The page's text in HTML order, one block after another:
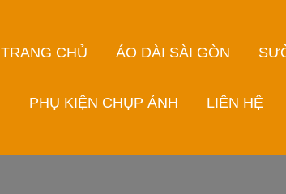
TRANG CHỦ ÁO DÀI SÀI GÒN
PHỤ KIỆN CHỤP ẢNH LIÊN HỆ